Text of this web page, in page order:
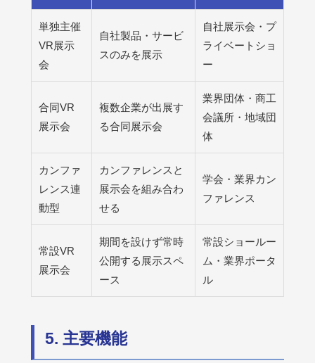
単独主催
VR展示
会
自社製品・サービ
スのみを展示
自社展示会・プ
ライベートショ
ー
合同VR
展示会
複数企業が出展す
る合同展示会
業界団体・商工
会議所・地域団
体
カンファ
レンス連
動型
カンファレンスと
展示会を組み合わ
せる
学会・業界カン
ファレンス
常設VR
展示会
期間を設けず常時
公開する展示スペ
ース
常設ショールー
ム・業界ポータ
ル
5. 主要機能